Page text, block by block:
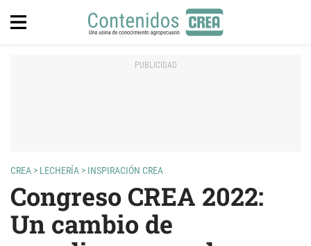
CREA > LECHERÍA > INSPIRACIÓN CREA
Congreso CREA 2022:
Un cambio de